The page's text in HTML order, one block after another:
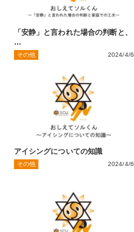
「安静」と言われた場合の判断と、
…
その他 2024/4/6
アイシングについての知識
その他 2024/4/6